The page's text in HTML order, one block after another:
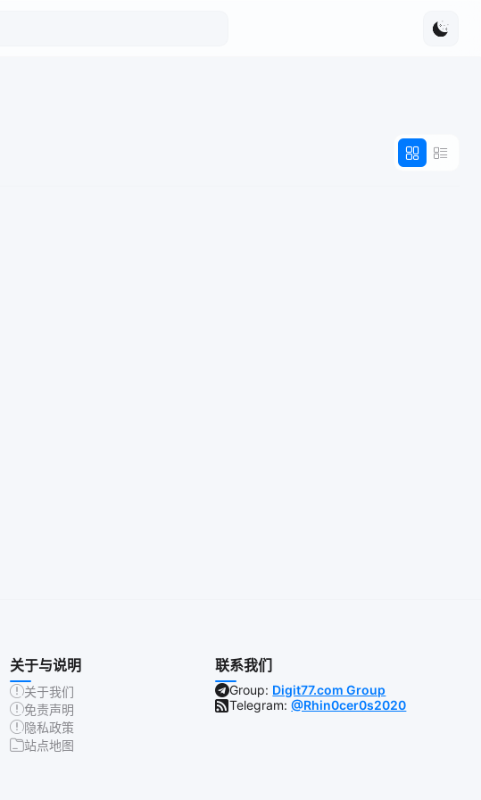
关于与说明
关于我们
免责声明
隐私政策
站点地图
联系我们
Group: Digit77.com Group
Telegram:@Rhin0cer0s2020